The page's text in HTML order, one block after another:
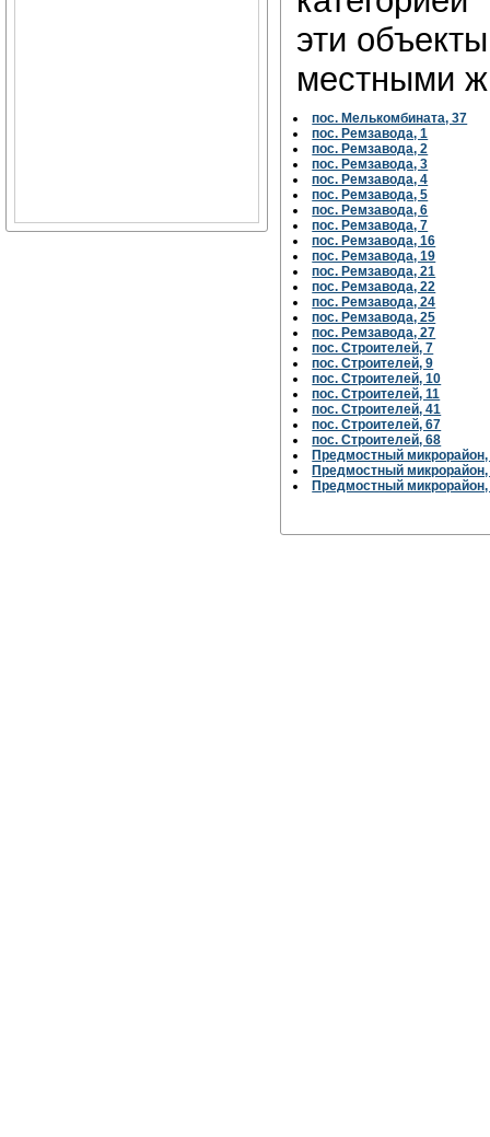
эти
местными
пос. Мелькомбината, 37
пос. Ремзавода, 1
пос. Ремзавода, 2
пос. Ремзавода, 3
пос. Ремзавода, 4
пос. Ремзавода, 5
пос. Ремзавода, 6
пос. Ремзавода, 7
пос. Ремзавода, 16
пос. Ремзавода, 19
пос. Ремзавода, 21
пос. Ремзавода, 22
пос. Ремзавода, 24
пос. Ремзавода, 25
пос. Ремзавода, 27
пос. Строителей, 7
пос. Строителей, 9
пос. Строителей, 10
пос. Строителей, 11
пос. Строителей, 41
пос. Строителей, 67
пос. Строителей, 68
Предмостный микрорайон,
Предмостный микрорайон,
Предмостный микрорайон,